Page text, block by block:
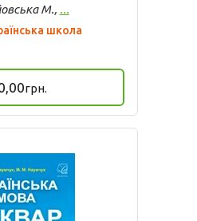
М., ...
школа
грн.